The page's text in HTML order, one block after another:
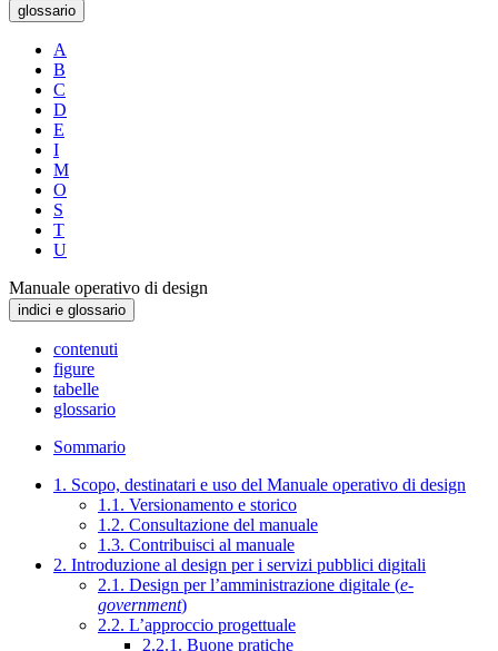
glossario
A
B
C
D
E
I
M
O
S
T
U
Manuale operativo di design
indici e glossario
contenuti
figure
tabelle
glossario
Sommario
1. Scopo, destinatari e uso del Manuale operativo di design
1.1. Versionamento e storico
1.2. Consultazione del manuale
1.3. Contribuisci al manuale
2. Introduzione al design per i servizi pubblici digitali
2.1. Design per l’amministrazione digitale (e-
government)
2.2. L’approccio progettuale
2.2.1. Buone pratiche